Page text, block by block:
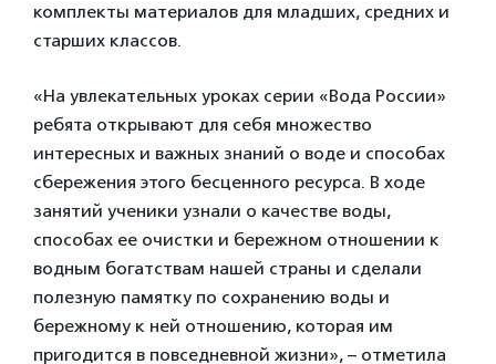
комплекты материалов для младших, средних и
старших классов.
«На увлекательных уроках серии «Вода России»
ребята открывают для себя множество
интересных и важных знаний о воде и способах
сбережения этого бесценного ресурса. В ходе
занятий ученики узнали о качестве воды,
способах ее очистки и бережном отношении к
водным богатствам нашей страны и сделали
полезную памятку по сохранению воды и
бережному к ней отношению, которая им
пригодится в повседневной жизни», – отметила